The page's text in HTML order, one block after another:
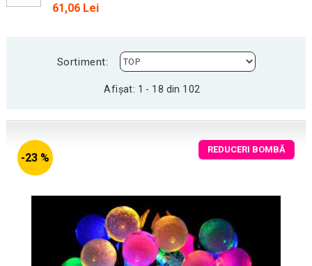
61,06 Lei
Sortiment:
Afișat: 1 - 18 din 102
-23 %
REDUCERI BOMBĂ